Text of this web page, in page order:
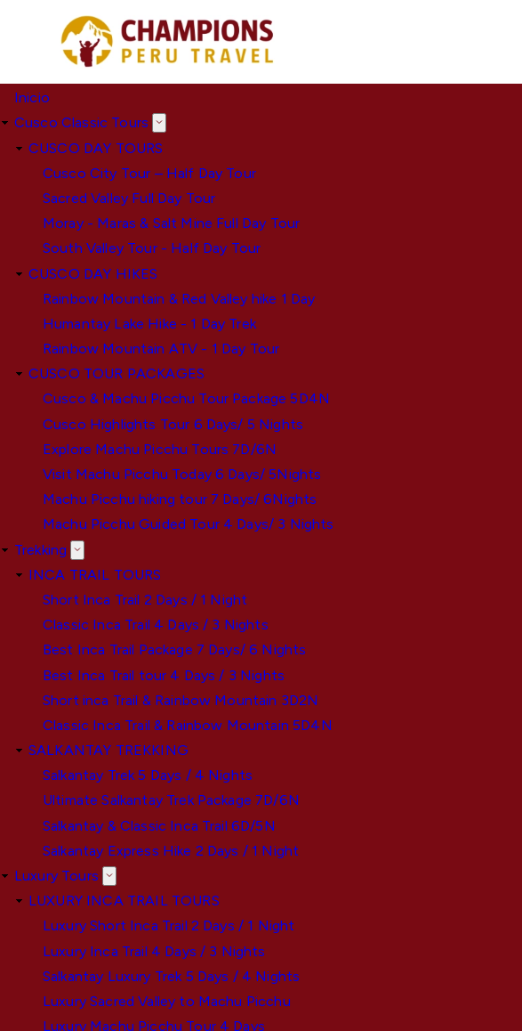
contenido
Inicio
Cusco Classic Tours
CUSCO DAY TOURS
Cusco City Tour – Half Day Tour
Sacred Valley Full Day Tour
Moray - Maras & Salt Mine Full Day Tour
South Valley Tour - Half Day Tour
CUSCO DAY HIKES
Rainbow Mountain & Red Valley hike 1 Day
Humantay Lake Hike - 1 Day Trek
Rainbow Mountain ATV - 1 Day Tour
CUSCO TOUR PACKAGES
Cusco & Machu Picchu Tour Package 5D4N
Cusco Highlights Tour 6 Days/ 5 Nights
Explore Machu Picchu Tours 7D/6N
Visit Machu Picchu Today 6 Days/ 5Nights
Machu Picchu hiking tour 7 Days/ 6Nights
Machu Picchu Guided Tour 4 Days/ 3 Nights
Trekking
INCA TRAIL TOURS
Short Inca Trail 2 Days / 1 Night
Classic Inca Trail 4 Days / 3 Nights
Best Inca Trail Package 7 Days/ 6 Nights
Best Inca Trail tour 4 Days / 3 Nights
Short inca Trail & Rainbow Mountain 3D2N
Classic Inca Trail & Rainbow Mountain 5D4N
SALKANTAY TREKKING
Salkantay Trek 5 Days / 4 Nights
Ultimate Salkantay Trek Package 7D/6N
Salkantay & Classic Inca Trail 6D/5N
Salkantay Express Hike 2 Days / 1 Night
Luxury Tours
LUXURY INCA TRAIL TOURS
Luxury Short Inca Trail 2 Days / 1 Night
Luxury Inca Trail 4 Days / 3 Nights
Salkantay Luxury Trek 5 Days / 4 Nights
Luxury Sacred Valley to Machu Picchu
Luxury Machu Picchu Tour 4 Days